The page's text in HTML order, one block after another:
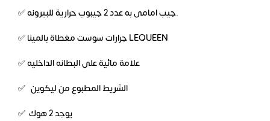
✅ جيب امامى به عدد 2 جيبوب حرارية للبيرونه.
✅ جرارات سوست مغطاة بالمينا LEQUEEN
✅ علامة مائية على البطانه الداخليه
✅ الشريط المطبوع من ليكوين
✅ يوجد 2 هوك